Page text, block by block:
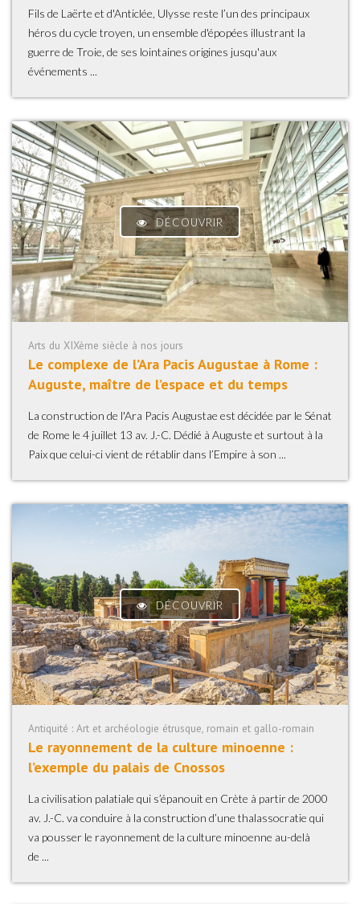
Fils de Laërte et d'Anticlée, Ulysse reste l’un des principaux
héros du cycle troyen, un ensemble d'épopées illustrant la
guerre de Troie, de ses lointaines origines jusqu'aux
événements ...
DÉCOUVRIR
Arts du XIXème siècle à nos jours
Le complexe de l’Ara Pacis Augustae à Rome :
Auguste, maître de l’espace et du temps
La construction de l'Ara Pacis Augustae est décidée par le Sénat
de Rome le 4 juillet 13 av. J.-C. Dédié à Auguste et surtout à la
Paix que celui-ci vient de rétablir dans l’Empire à son ...
DÉCOUVRIR
Antiquité : Art et archéologie étrusque, romain et gallo-romain
Le rayonnement de la culture minoenne :
l’exemple du palais de Cnossos
La civilisation palatiale qui s’épanouit en Crète à partir de 2000
av. J.-C. va conduire à la construction d’une thalassocratie qui
va pousser le rayonnement de la culture minoenne au-delà
de ...